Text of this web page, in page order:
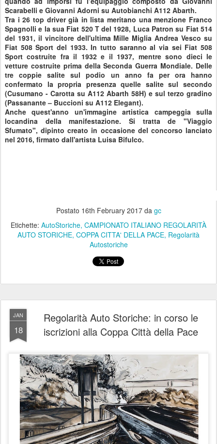
Scarabelli e Giovanni Adorni su Autobianchi A112 Abarth.
Tra i 26 top driver già in lista meritano una menzione Franco
Spagnolli e la sua Fiat 520 T del 1928, Luca Patron su Fiat 514
del 1931, il vincitore dell'ultima Mille Miglia Andrea Vesco su
Fiat 508 Sport del 1933. In tutto saranno al via sei Fiat 508
Sport costruite fra il 1932 e il 1937, mentre sono dieci le
vetture costruite prima della Seconda Guerra Mondiale. Delle
tre coppie salite sul podio un anno fa per ora hanno
confermato la propria presenza quelle salite sul secondo
(Cusumano - Carotta su A112 Abarth 58H) e sul terzo gradino
(Passanante – Buccioni su A112 Elegant).
Anche quest'anno un'immagine artistica campeggia sulla
locandina della manifestazione. Si tratta de "Viaggio
Sfumato", dipinto creato in occasione del concorso lanciato
nel 2016, firmato dall'artista Luisa Bifulco.
Postato 16th February 2017da gc
Etichette: AutoStoriche CAMPIONATO ITALIANO REGOLARITÀ
AUTO STORICHE COPPA CITTA' DELLA PACE Regolarità
Autostoriche
JAN
18
Regolarità Auto Storiche: in corso le
iscrizioni alla Coppa Città della Pace